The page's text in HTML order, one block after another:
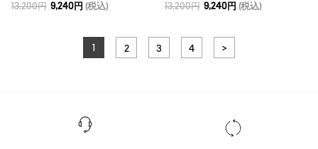
13,200円 9,240円 (税込)
13,200円 9,240円 (税込)
1 2 3 4 >